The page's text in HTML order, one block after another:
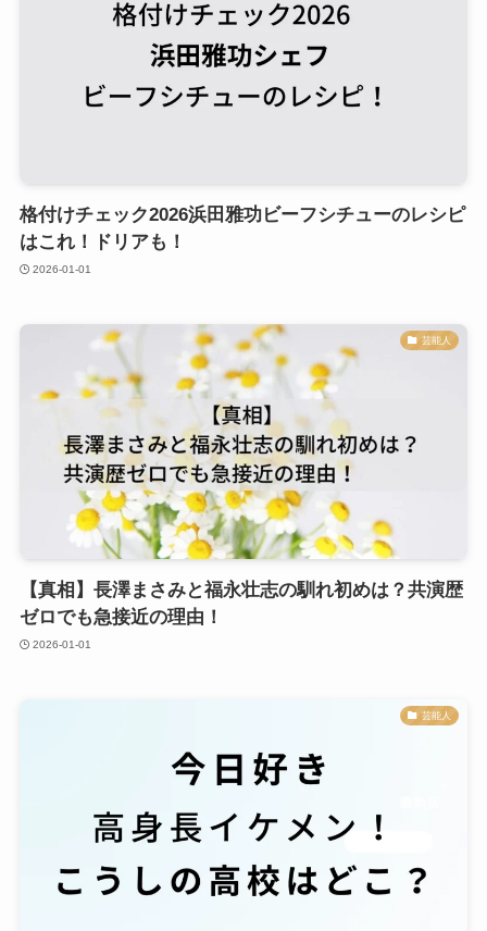
格付けチェック2026浜田雅功ビーフシチューのレシピ
はこれ！ドリアも！
2026-01-01
芸能人
【真相】長澤まさみと福永壮志の馴れ初めは？共演歴
ゼロでも急接近の理由！
2026-01-01
芸能人